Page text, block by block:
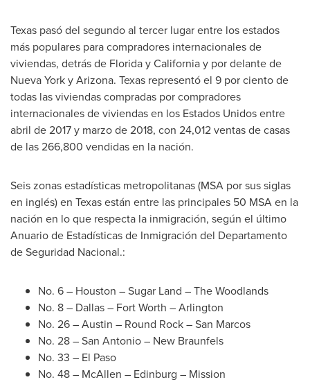
Texas pasó del segundo al tercer lugar entre los estados
más populares para compradores internacionales de
viviendas, detrás de FloridayCaliforniay por delante de
Nueva YorkyArizona. Texas representó el 9 por ciento de
todas las viviendas compradas por compradores
internacionales de viviendas en los Estados Unidos entre
abril de 2017 y marzo de 2018, con 24,012 ventas de casas
de las 266,800 vendidas en la nación.
Seis zonas estadísticas metropolitanas (MSA por sus siglas
en inglés) en Texasestán entre las principales 50 MSA en la
nación en lo que respecta la inmigración, según el último
Anuario de Estadísticas de Inmigración del Departamento
de Seguridad Nacional.:
No. 6 – Houston –Sugar Land –The Woodlands
No. 8 – Dallas– Fort Worth –Arlington
No. 26 –Austin – Round Rock–San Marcos
No. 28 –San Antonio– New Braunfels
No. 33 – El Paso
No. 48 – McAllen – Edinburg – Mission